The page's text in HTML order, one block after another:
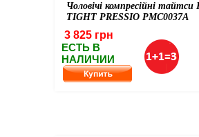
Чоловічі компресійні тайтси
TIGHT PRESSIO PMC0037A
3 825 грн
ЕСТЬ В
НАЛИЧИИ